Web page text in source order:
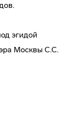
эгидой
Москвы С.С.